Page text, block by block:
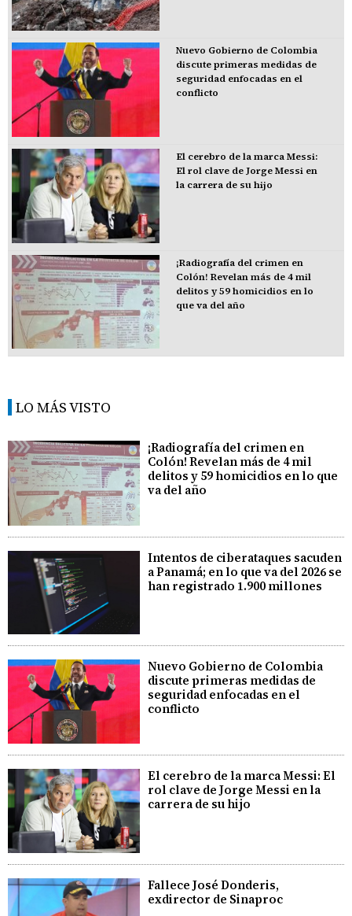
Nuevo Gobierno de Colombia
discute primeras medidas de
seguridad enfocadas en el
conflicto
El cerebro de la marca Messi:
El rol clave de Jorge Messi en
la carrera de su hijo
¡Radiografía del crimen en
Colón! Revelan más de 4 mil
delitos y 59 homicidios en lo
que va del año
LO MÁS VISTO
¡Radiografía del crimen en
Colón! Revelan más de 4 mil
delitos y 59 homicidios en lo que
va del año
Intentos de ciberataques sacuden
a Panamá; en lo que va del 2026 se
han registrado 1.900 millones
Nuevo Gobierno de Colombia
discute primeras medidas de
seguridad enfocadas en el
conflicto
El cerebro de la marca Messi: El
rol clave de Jorge Messi en la
carrera de su hijo
Fallece José Donderis,
exdirector de Sinaproc